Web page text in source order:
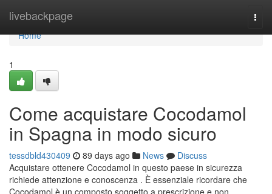
livebackpage
Home
Home
1
Come acquistare Cocodamol
in Spagna in modo sicuro
tessdbld430409 89 days ago News
Discuss
Acquistare ottenere Cocodamol in questo paese in sicurezza
richiede attenzione e conoscenza . È essenziale ricordare che
Cocodamol è un composto soggetto a prescrizione e non